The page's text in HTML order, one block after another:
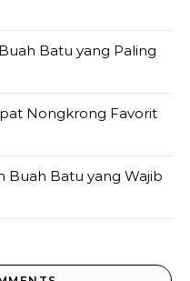
Batu yang Paling
Nongkrong Favorit
Buah Batu yang Wajib